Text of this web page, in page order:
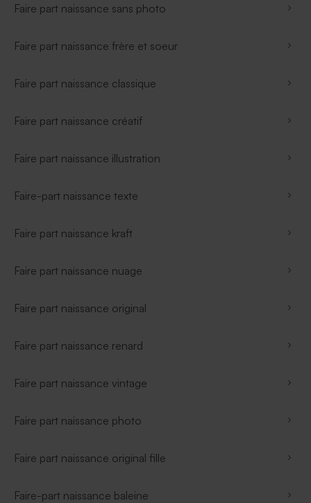
Faire part naissance sans photo
Faire part naissance frère et soeur
Faire part naissance classique
Faire part naissance créatif
Faire part naissance illustration
Faire-part naissance texte
Faire part naissance kraft
Faire part naissance nuage
Faire part naissance original
Faire part naissance renard
Faire part naissance vintage
Faire part naissance photo
Faire part naissance original fille
Faire-part naissance baleine